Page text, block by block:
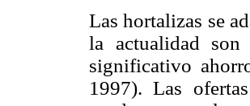
Las hortalizas se
la actualidad son
significativo
1997). Las